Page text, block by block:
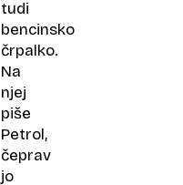
tudi
bencinsko
črpalko.
Na
njej
piše
Petrol,
čeprav
jo